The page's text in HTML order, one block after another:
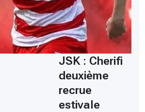
JSK : Cherifi
deuxième
recrue
estivale